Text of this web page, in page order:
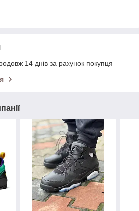
14 днів за рахунок покупця